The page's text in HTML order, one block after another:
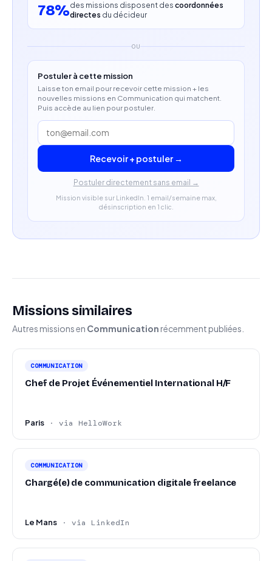
78%des missions disposent des coordonnées
directes du décideur
OU
Postuler à cette mission
Laisse ton email pour recevoir cette mission + les
nouvelles missions en Communication qui matchent.
Puis accède au lien pour postuler.
Recevoir + postuler →
Postuler directement sans email →
Mission visible sur LinkedIn. 1 email/semaine max,
désinscription en 1 clic.
Missions similaires
Autres missions en Communication récemment publiées.
COMMUNICATION
Chef de Projet Événementiel International H/F
Paris · via HelloWork
COMMUNICATION
Chargé(e) de communication digitale freelance
Le Mans · via LinkedIn